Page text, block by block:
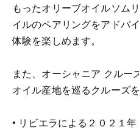
もったオリーブオイルソム
イルのペアリングをアドバ
体験を楽しめます。
また、オーシャニア クル
オイル産地を巡るクルーズ
• リビエラによる２０２１